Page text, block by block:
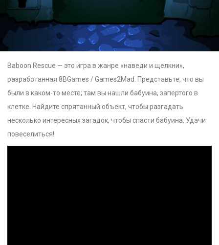
Baboon Rescue — это игра в жанре «наведи и щелкни»,
разработанная 8BGames / Games2Mad. Представьте, что вы
были в каком-то месте; там вы нашли бабуина, запертого в
клетке. Найдите спрятанный объект, чтобы разгадать
несколько интересных загадок, чтобы спасти бабуина. Удачи
повеселиться!